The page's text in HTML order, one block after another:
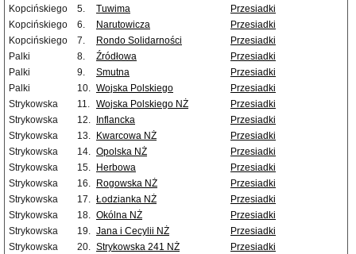
Kopcińskiego
5. Tuwima
Przesiadki
Kopcińskiego
6. Narutowicza
Przesiadki
Kopcińskiego
7. Rondo Solidarności
Przesiadki
Palki
8. Źródłowa
Przesiadki
Palki
9. Smutna
Przesiadki
Palki
10. Wojska Polskiego
Przesiadki
Strykowska
11. Wojska Polskiego NŻ
Przesiadki
Strykowska
12. Inflancka
Przesiadki
Strykowska
13. Kwarcowa NŻ
Przesiadki
Strykowska
14. Opolska NŻ
Przesiadki
Strykowska
15. Herbowa
Przesiadki
Strykowska
16. Rogowska NŻ
Przesiadki
Strykowska
17. Łodzianka NŻ
Przesiadki
Strykowska
18. Okólna NŻ
Przesiadki
Strykowska
19. Jana i Cecylii NŻ
Przesiadki
Strykowska
20. Strykowska 241 NŻ
Przesiadki